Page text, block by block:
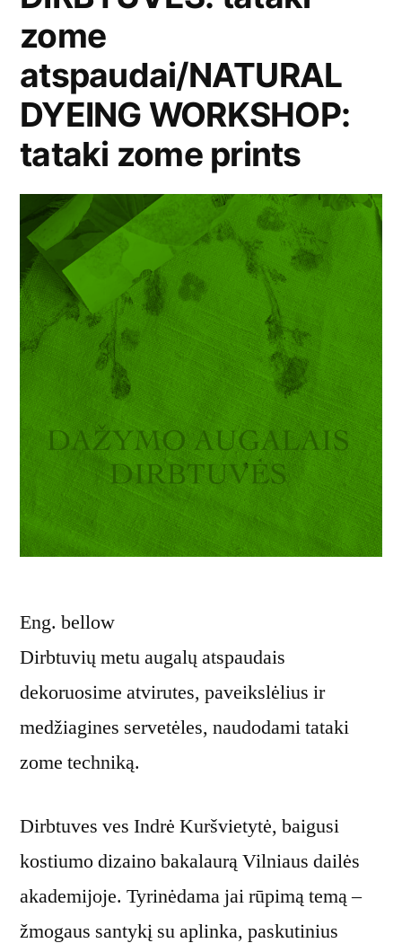
zome
atspaudai/NATURAL
DYEING WORKSHOP:
tataki zome prints
Eng. bellow
Dirbtuvių metu augalų atspaudais
dekoruosime atvirutes, paveikslėlius ir
medžiagines servetėles, naudodami tataki
zome techniką.
Dirbtuves ves Indrė Kuršvietytė, baigusi
kostiumo dizaino bakalaurą Vilniaus dailės
akademijoje. Tyrinėdama jai rūpimą temą –
žmogaus santykį su aplinka, paskutinius